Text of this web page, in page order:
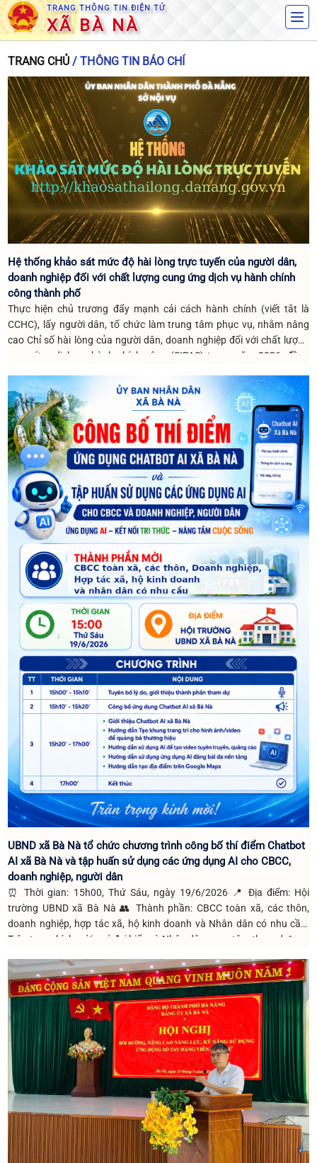
TRANG THÔNG TIN ĐIỆN TỬ
XÃ BÀ NÀ
TRANG CHỦ / THÔNG TIN BÁO CHÍ
Hệ thống khảo sát mức độ hài lòng trực tuyến của người dân,
doanh nghiệp đối với chất lượng cung ứng dịch vụ hành chính
công thành phố
Thực hiện chủ trương đẩy mạnh cải cách hành chính (viết tắt là
CCHC), lấy người dân, tổ chức làm trung tâm phục vụ, nhằm nâng
cao Chỉ số hài lòng của người dân, doanh nghiệp đối với chất lượng
cung ứng dịch vụ hành chính công (SIPAS) trong năm 2026, đồng
tại địa chỉ https://khaosathailong.danang.gov.vn trong việc tiếp
nhận, ghi nhận ý kiến đánh giá của người dân, tổ chức đối với chất
lượng cung ứng dịch vụ hành chính công của các cơ quan, đơn vị trên
địa bàn thành phố
UBND xã Bà Nà tổ chức chương trình công bố thí điểm Chatbot
AI xã Bà Nà và tập huấn sử dụng các ứng dụng AI cho CBCC,
doanh nghiệp, người dân
⏰ Thời gian: 15h00, Thứ Sáu, ngày 19/6/2026 📍 Địa điểm: Hội
trường UBND xã Bà Nà 👥 Thành phần: CBCC toàn xã, các thôn,
doanh nghiệp, hợp tác xã, hộ kinh doanh và Nhân dân có nhu cầu.
Trân trọng kính mời quý đại biểu và Nhân dân quan tâm tham dự!